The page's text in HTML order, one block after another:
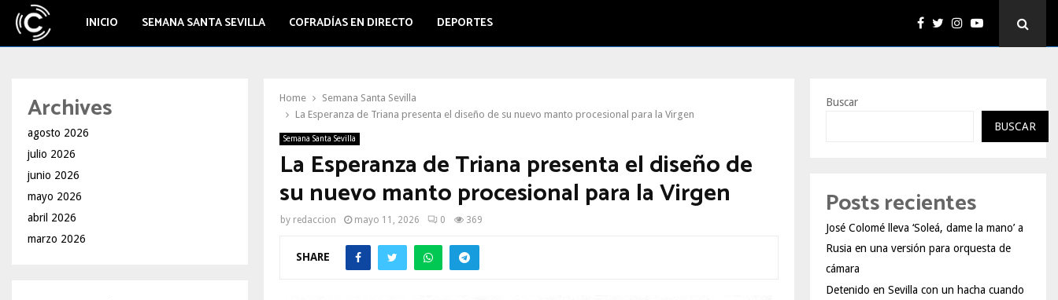
INICIO SEMANA SANTA SEVILLA COFRADÍAS EN DIRECTO DEPORTES
Home
Semana Santa Sevilla
La Esperanza de Triana presenta el diseño de su nuevo manto procesional para la Virgen
Semana Santa Sevilla
La Esperanza de Triana presenta el diseño de
su nuevo manto procesional para la Virgen
by redaccion mayo 11, 2026 0 369
SHARE
Archives
agosto 2026
julio 2026
junio 2026
mayo 2026
abril 2026
marzo 2026
Buscar
BUSCAR
Posts recientes
José Colomé lleva ‘Soleá, dame la mano’ a
Rusia en una versión para orquesta de
cámara
Detenido en Sevilla con un hacha cuando